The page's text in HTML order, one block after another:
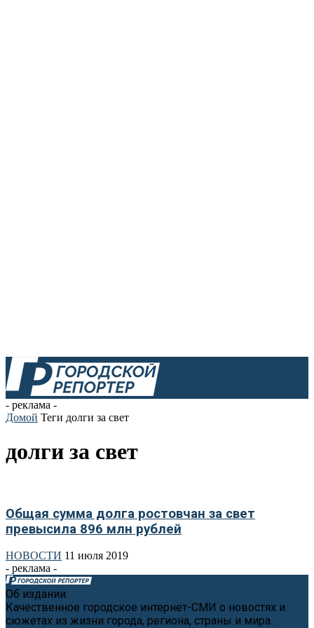
- реклама -
Домой Теги долги за свет
долги за свет
Общая сумма долга ростовчан за свет
превысила 896 млн рублей
НОВОСТИ 11 июля 2019
- реклама -
Об издании
Качественное городское интернет-СМИ о новостях и
сюжетах из жизни города, региона, страны и мира.